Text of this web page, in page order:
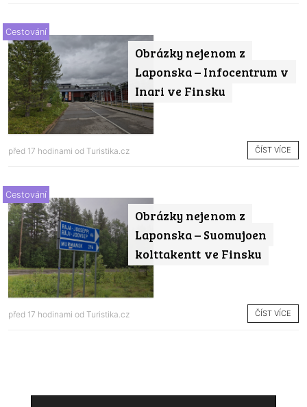
Obrázky nejenom z
Laponska – Infocentrum v
Inari ve Finsku
Cestování
před 17 hodinami od Turistika.cz ČÍST VÍCE
Obrázky nejenom z
Laponska – Suomujoen
kolttakentt ve Finsku
Cestování
před 17 hodinami od Turistika.cz ČÍST VÍCE